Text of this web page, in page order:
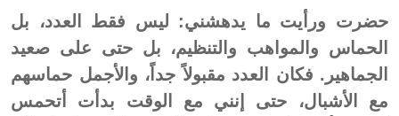
حضرت ورأيت ما يدهشني: ليس فقط العدد، بل
الحماس والمواهب والتنظيم، بل حتى على صعيد
الجماهير. فكان العدد مقبولاً جداً، والأجمل حماسهم
مع الأشبال، حتى إنني مع الوقت بدأت أتحمس